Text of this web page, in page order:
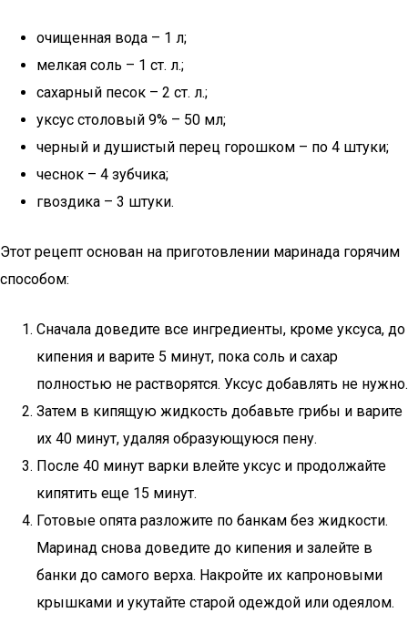
очищенная вода – 1 л;
мелкая соль – 1 ст. л.;
сахарный песок – 2 ст. л.;
уксус столовый 9% – 50 мл;
черный и душистый перец горошком – по 4 штуки;
чеснок – 4 зубчика;
гвоздика – 3 штуки.
Этот рецепт основан на приготовлении маринада горячим
способом:
Сначала доведите все ингредиенты, кроме уксуса, до
кипения и варите 5 минут, пока соль и сахар
полностью не растворятся. Уксус добавлять не нужно.
Затем в кипящую жидкость добавьте грибы и варите
их 40 минут, удаляя образующуюся пену.
После 40 минут варки влейте уксус и продолжайте
кипятить еще 15 минут.
Готовые опята разложите по банкам без жидкости.
Маринад снова доведите до кипения и залейте в
банки до самого верха. Накройте их капроновыми
крышками и укутайте старой одеждой или одеялом.